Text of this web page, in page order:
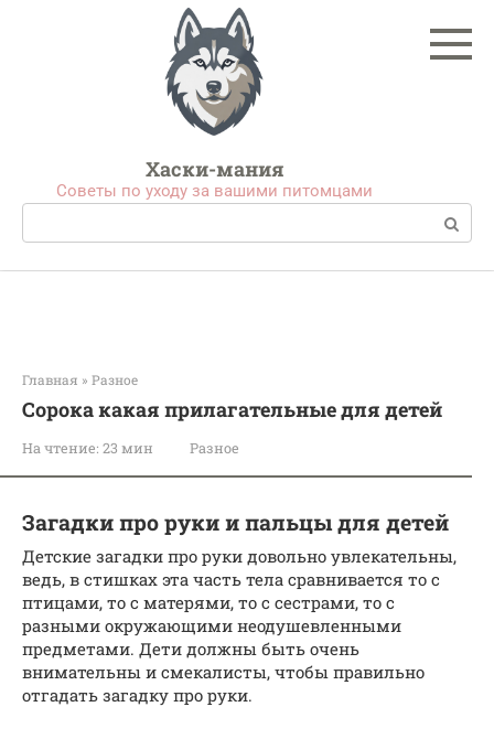
Хаски-мания
Советы по уходу за вашими питомцами
Поиск:
Главная » Разное
Сорока какая прилагательные для детей
На чтение: 23 мин Разное
Загадки про руки и пальцы для детей
Детские загадки про руки довольно увлекательны,
ведь, в стишках эта часть тела сравнивается то с
птицами, то с матерями, то с сестрами, то с
разными окружающими неодушевленными
предметами. Дети должны быть очень
внимательны и смекалисты, чтобы правильно
отгадать загадку про руки.